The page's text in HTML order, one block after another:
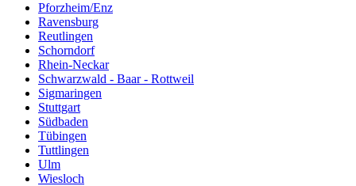
Pforzheim/Enz
Ravensburg
Reutlingen
Schorndorf
Rhein-Neckar
Schwarzwald - Baar - Rottweil
Sigmaringen
Stuttgart
Südbaden
Tübingen
Tuttlingen
Ulm
Wiesloch